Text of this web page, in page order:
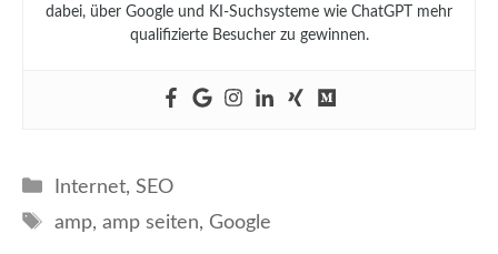
dabei, über Google und KI-Suchsysteme wie ChatGPT mehr
qualifizierte Besucher zu gewinnen.
Kategorien
Internet, SEO
Schlagwörter
amp, amp seiten, Google